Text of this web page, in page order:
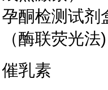
孕酮检测试剂
（酶联荧光法)
催乳素